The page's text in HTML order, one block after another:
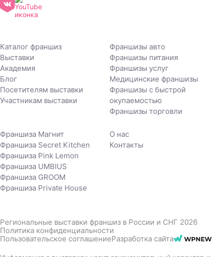
Каталог франшиз
Выставки
Академия
Блог
Посетителям выставки
Участникам выставки
Франшизы авто
Франшизы питания
Франшизы услуг
Медицинские франшизы
Франшизы с быстрой
окупаемостью
Франшизы торговли
Франшиза Магнит
Франшиза Secret Kitchen
Франшиза Pink Lemon
Франшиза UMBIUS
Франшиза GROOM
Франшиза Private House
О нас
Контакты
Региональные выставки франшиз в России и СНГ 2026
Политика конфиденциальности
Пользовательское соглашениеРазработка сайта